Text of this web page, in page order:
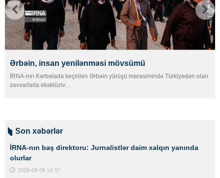
Ərbəin, insan yenilənməsi mövsümü
İRNA-nın Kərbəlada keçirilən Ərbəin yürüşü mərasimində Türkiyədən olan
zəvvarlarla eksklüziv…
Son xəbərlər
İRNA-nın baş direktoru: Jurnalistlər daim xalqın yanında
olurlar
2026-08-08 14:37